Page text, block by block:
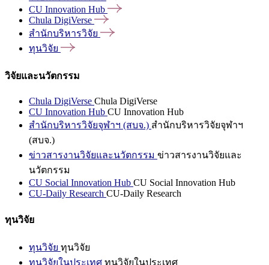
CU Innovation Hub
Chula DigiVerse
สำนักบริหารวิจัย
ทุนวิจัย
วิจัยและนวัตกรรม
Chula DigiVerse Chula DigiVerse
CU Innovation Hub CU Innovation Hub
สำนักบริหารวิจัยจุฬาฯ (สบจ.) สำนักบริหารวิจัยจุฬาฯ
(สบจ.)
ข่าวสารงานวิจัยและนวัตกรรม ข่าวสารงานวิจัยและ
นวัตกรรม
CU Social Innovation Hub CU Social Innovation Hub
CU-Daily Research CU-Daily Research
ทุนวิจัย
ทุนวิจัย ทุนวิจัย
ทุนวิจัยในประเทศ ทุนวิจัยในประเทศ